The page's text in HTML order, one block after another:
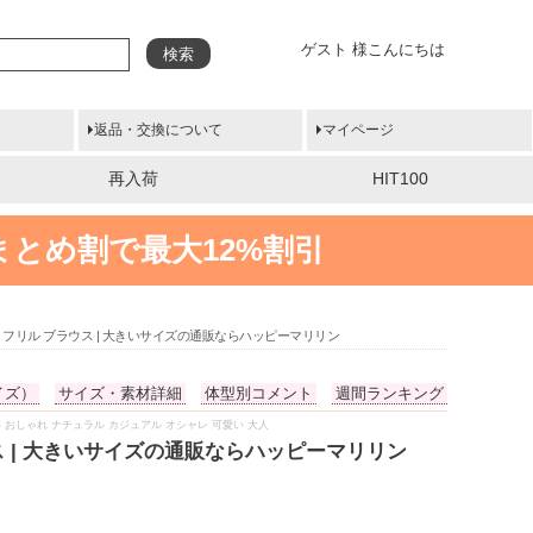
ゲスト 様こんにちは
検索
返品・交換について マイページ
再入荷 HIT100
め割で最大12%割引
リル ブラウス | 大きいサイズの通販ならハッピーマリリン
） サイズ・素材詳細 体型別コメント 週間ランキング
しゃれ ナチュラル カジュアル オシャレ 可愛い 大人
| 大きいサイズの通販ならハッピーマリリン